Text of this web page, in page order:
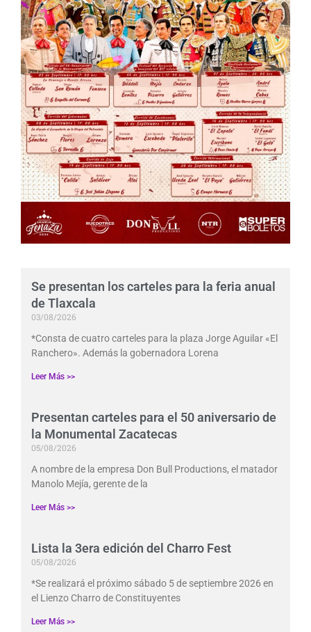
Se presentan los carteles para la feria anual
de Tlaxcala
03/08/2026
*Consta de cuatro carteles para la plaza Jorge Aguilar «El
Ranchero». Además la gobernadora Lorena
Leer Más >>
Presentan carteles para el 50 aniversario de
la Monumental Zacatecas
05/08/2026
A nombre de la empresa Don Bull Productions, el matador
Manolo Mejía, gerente de la
Leer Más >>
Lista la 3era edición del Charro Fest
05/08/2026
*Se realizará el próximo sábado 5 de septiembre 2026 en
el Lienzo Charro de Constituyentes
Leer Más >>